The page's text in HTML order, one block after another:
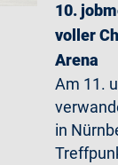
10.
voller
Arena
Am 11.
in